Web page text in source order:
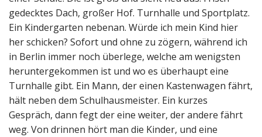
gedecktes Dach, großer Hof. Turnhalle und Sportplatz.
Ein Kindergarten nebenan. Würde ich mein Kind hier
her schicken? Sofort und ohne zu zögern, während ich
in Berlin immer noch überlege, welche am wenigsten
heruntergekommen ist und wo es überhaupt eine
Turnhalle gibt. Ein Mann, der einen Kastenwagen fährt,
hält neben dem Schulhausmeister. Ein kurzes
Gespräch, dann fegt der eine weiter, der andere fährt
weg. Von drinnen hört man die Kinder, und eine